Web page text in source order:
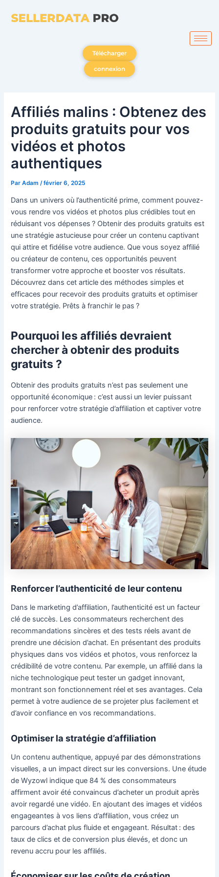
Télécharger
connexion
Affiliés malins : Obtenez des
produits gratuits pour vos
vidéos et photos
authentiques
ParAdam /février 6, 2025
Dans un univers où l’authenticité prime, comment pouvez-
vous rendre vos vidéos et photos plus crédibles tout en
réduisant vos dépenses ? Obtenir des produits gratuits est
une stratégie astucieuse pour créer un contenu captivant
qui attire et fidélise votre audience. Que vous soyez affilié
ou créateur de contenu, ces opportunités peuvent
transformer votre approche et booster vos résultats.
Découvrez dans cet article des méthodes simples et
efficaces pour recevoir des produits gratuits et optimiser
votre stratégie. Prêts à franchir le pas ?
Pourquoi les affiliés devraient
chercher à obtenir des produits
gratuits ?
Obtenir des produits gratuits n’est pas seulement une
opportunité économique : c’est aussi un levier puissant
pour renforcer votre stratégie d’affiliation et captiver votre
audience.
Renforcer l’authenticité de leur contenu
Dans le marketing d’affiliation, l’authenticité est un facteur
clé de succès. Les consommateurs recherchent des
recommandations sincères et des tests réels avant de
prendre une décision d’achat. En présentant des produits
physiques dans vos vidéos et photos, vous renforcez la
crédibilité de votre contenu. Par exemple, un affilié dans la
niche technologique peut tester un gadget innovant,
montrant son fonctionnement réel et ses avantages. Cela
permet à votre audience de se projeter plus facilement et
d’avoir confiance en vos recommandations.
Optimiser la stratégie d’affiliation
Un contenu authentique, appuyé par des démonstrations
visuelles, a un impact direct sur les conversions. Une étude
de Wyzowl indique que 84 % des consommateurs
affirment avoir été convaincus d’acheter un produit après
avoir regardé une vidéo. En ajoutant des images et vidéos
engageantes à vos liens d’affiliation, vous créez un
parcours d’achat plus fluide et engageant. Résultat : des
taux de clics et de conversion plus élevés, et donc un
revenu accru pour les affiliés.